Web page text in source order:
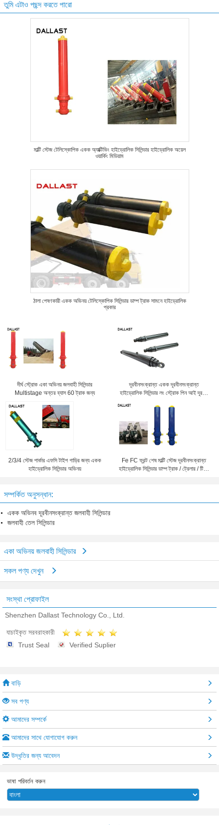
তুমি এটাও পছন্দ করতে পারো
মাল্টি স্টেজ টেলিস্কোপিক একক অ্যাক্টিভিং হাইড্রোলিক সিলিন্ডার হাইড্রোলিক অয়েল
ওয়ার্কিং মিডিয়াম
ঠালা পেষণকারী একক অভিনয় টেলিস্কোপিক সিলিন্ডার ডাম্প ট্রাক সামনে হাইড্রোলিক
প্রকার
দীর্ঘ স্ট্রোক একা অভিনয় জলবাহী সিলিন্ডার
Multistage অন্তর ব্যাস 60 ট্রাক জন্য
দূরবীনসংক্রান্ত একক দূরবীনসংক্রান্ত
হাইড্রোলিক সিলিন্ডার লং স্ট্রোক পিন আই দূরত্ব
2/3/4 স্টেজ পার্কার এফসি টাইপ গাড়ির জন্য একক
হাইড্রোলিক সিলিন্ডার অভিনয়
Fe FC ফ্রন্ট শেষ মাল্টি স্টেজ দূরবীনসংক্রান্ত
হাইড্রোলিক সিলিন্ডার ডাম্প ট্রাক / ট্রেলার / টিপ্পার
সম্পর্কিত অনুসন্ধান:
একক অভিনব দূরবীনসংক্রান্ত জলবাহী সিলিন্ডার
জলবাহী তেল সিলিন্ডার
একা অভিনয় জলবাহী সিলিন্ডার
সকল পণ্য দেখুন
সংস্থা প্রোফাইল
Shenzhen Dallast Technology Co., Ltd.
যাচাইকৃত সরবরাহকারী
Trust Seal
Verified Suplier
বাড়ি
সব পণ্য
আমাদের সম্পর্কে
আমাদের সাথে যোগাযোগ করুন
উদ্ধৃতির জন্য আবেদন
ভাষা পরিবর্তন করুন